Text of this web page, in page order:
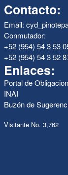
Contacto:
Email:
Conmutador:
+52 (954) 54 3 53
+52 (954) 54 3 52
Enlaces:
Portal de
INAI
Buzón de
Visitante No. 3,762